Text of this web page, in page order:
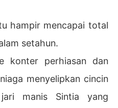
rahasia besar darinya
hampir mencapai total
setahun.
konter perhiasan dan
menyelipkan cincin
manis Sintia yang